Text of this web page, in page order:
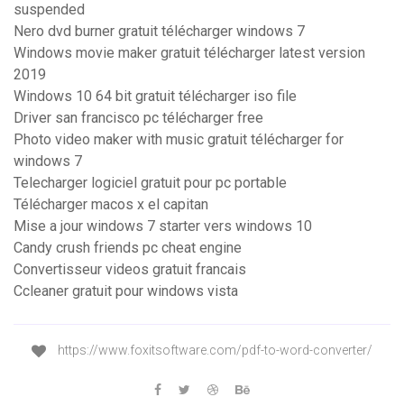
suspended
Nero dvd burner gratuit télécharger windows 7
Windows movie maker gratuit télécharger latest version
2019
Windows 10 64 bit gratuit télécharger iso file
Driver san francisco pc télécharger free
Photo video maker with music gratuit télécharger for
windows 7
Telecharger logiciel gratuit pour pc portable
Télécharger macos x el capitan
Mise a jour windows 7 starter vers windows 10
Candy crush friends pc cheat engine
Convertisseur videos gratuit francais
Ccleaner gratuit pour windows vista
https://www.foxitsoftware.com/pdf-to-word-converter/